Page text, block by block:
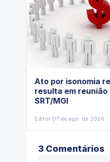
Ato por isonomia
resulta em reunião
SRT/MGI
Editor·07 de ago. de 2026
3 Comentários